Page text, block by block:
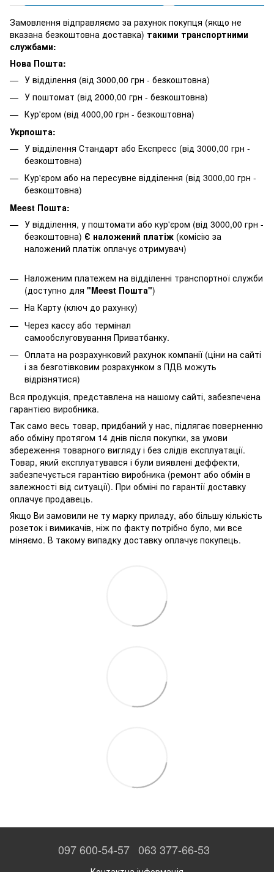
Замовлення відправляємо за рахунок покупця (якщо не
вказана безкоштовна доставка) такими транспортними
службами:
Нова Пошта:
У відділення (від 3000,00 грн - безкоштовна)
У поштомат (від 2000,00 грн - безкоштовна)
Кур'єром (від 4000,00 грн - безкоштовна)
Укрпошта:
У відділення Стандарт або Експресс (від 3000,00 грн -
безкоштовна)
Кур'єром або на пересувне відділення (від 3000,00 грн -
безкоштовна)
Meest Пошта:
У відділення, у поштомати або кур'єром (від 3000,00 грн -
безкоштовна) Є наложений платіж (комісію за
наложений платіж оплачує отримувач)
Наложеним платежем на відділенні транспортної служби
(доступно для "Meest Пошта")
На Карту (ключ до рахунку)
Через кассу або термінал
самообслуговування Приватбанку.
Оплата на розрахунковий рахунок компанії (ціни на сайті
і за безготівковим розрахунком з ПДВ можуть
відрізнятися)
Вся продукція, представлена ​​на нашому сайті, забезпечена
гарантією виробника.
Так само весь товар, придбаний у нас, підлягає поверненню
або обміну протягом 14 днів після покупки, за умови
збереження товарного вигляду і без слідів експлуатації.
Товар, який експлуатувався і були виявлені деффекти,
забезпечується гарантією виробника (ремонт або обмін в
залежності від ситуації). При обміні по гарантії доставку
оплачує продавець.
Якщо Ви замовили не ту марку приладу, або більшу кількість
розеток і вимикачів, ніж по факту потрібно було, ми все
міняємо. В такому випадку доставку оплачує покупець.
097 600-54-57 063 377-66-53